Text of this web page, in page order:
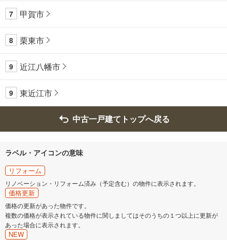
7 甲賀市
8 栗東市
9 近江八幡市
9 東近江市
中古一戸建てトップへ戻る
ラベル・アイコンの意味
リフォーム
リノベーション・リフォーム済み（予定含む）の物件に表示されます。
価格更新
価格の更新があった物件です。
複数の価格が表示されている物件に関しましてはそのうちの１つ以上に更新が
あった場合に表示されます。
NEW